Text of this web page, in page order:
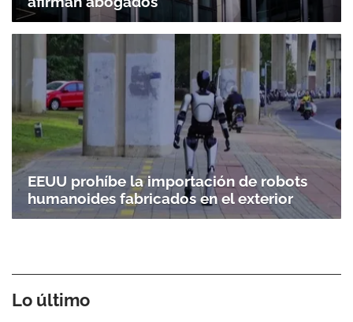
EEUU prohíbe la importación de robots
humanoides fabricados en el exterior
Lo último